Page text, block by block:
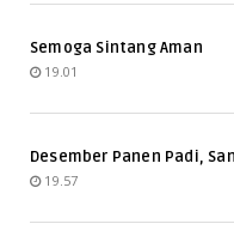
Semoga Sintang Aman
19.01
Desember Panen Padi,
19.57